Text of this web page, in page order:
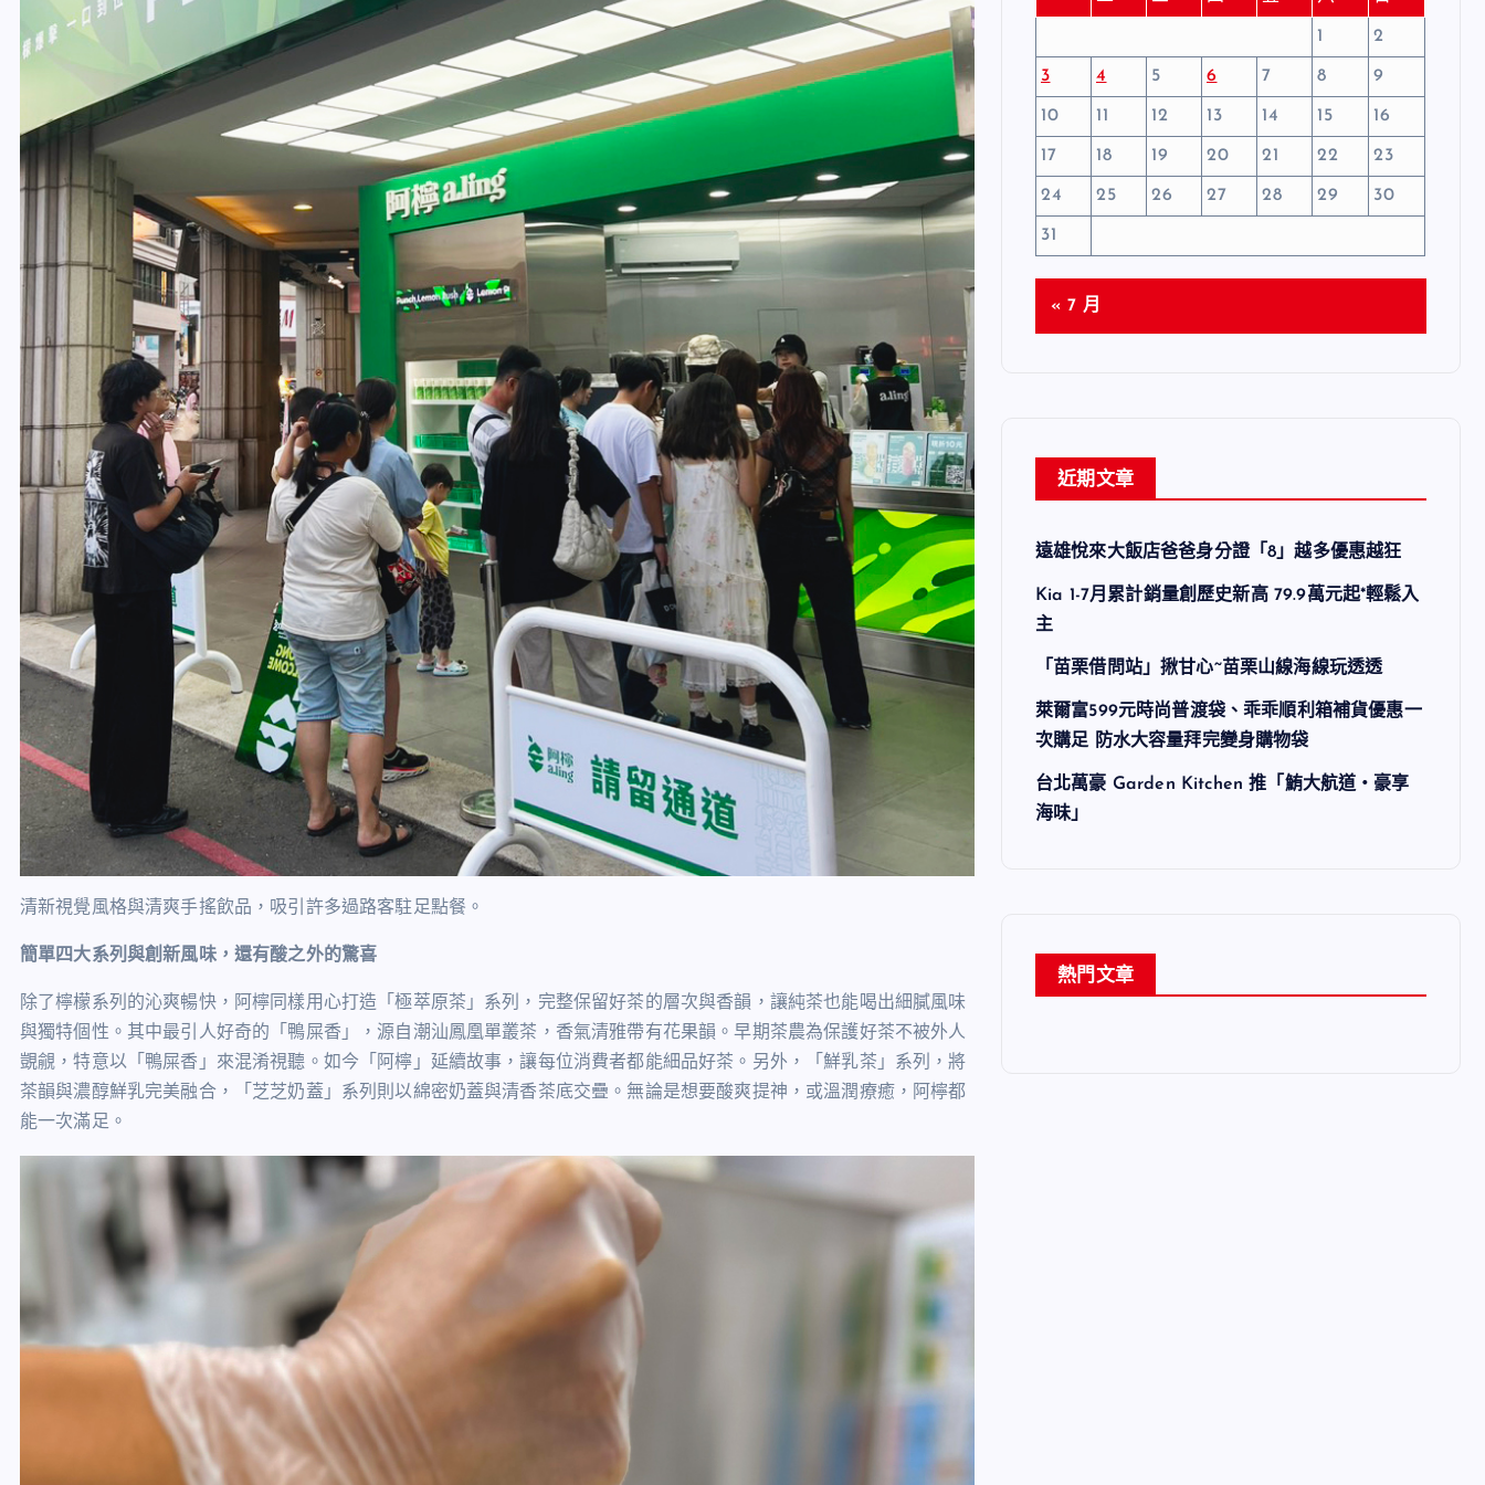
清新視覺風格與清爽手搖飲品，吸引許多過路客駐足點餐。
簡單四大系列與創新風味，還有酸之外的驚喜
除了檸檬系列的沁爽暢快，阿檸同樣用心打造「極萃原茶」系列，完整保留好茶的層次與香韻，讓純茶也能喝出細膩風味
與獨特個性。其中最引人好奇的「鴨屎香」，源自潮汕鳳凰單叢茶，香氣清雅帶有花果韻。早期茶農為保護好茶不被外人
覬覦，特意以「鴨屎香」來混淆視聽。如今「阿檸」延續故事，讓每位消費者都能細品好茶。另外，「鮮乳茶」系列，將
茶韻與濃醇鮮乳完美融合，「芝芝奶蓋」系列則以綿密奶蓋與清香茶底交疊。無論是想要酸爽提神，或溫潤療癒，阿檸都
能一次滿足。
1 2
3 4 5 6 7 8 9
10 11 12 13 14 15 16
17 18 19 20 21 22 23
24 25 26 27 28 29 30
31
« 7 月
近期文章
遠雄悅來大飯店爸爸身分證「8」越多優惠越狂
Kia 1-7月累計銷量創歷史新高 79.9萬元起*輕鬆入
主
「苗栗借問站」揪甘心~苗栗山線海線玩透透
萊爾富599元時尚普渡袋、乖乖順利箱補貨優惠一
次購足 防水大容量拜完變身購物袋
台北萬豪 Garden Kitchen 推「鮪大航道・豪享
海味」
熱門文章